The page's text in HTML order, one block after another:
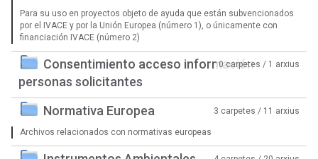
Para su uso en proyectos objeto de ayuda que están subvencionados
por el IVACE y por la Unión Europea (número 1), o únicamente con
financiación IVACE (número 2)
Consentimiento acceso información
personas solicitantes
0 carpetes / 1 arxius
Normativa Europea 3 carpetes / 11 arxius
Archivos relacionados con normativas europeas